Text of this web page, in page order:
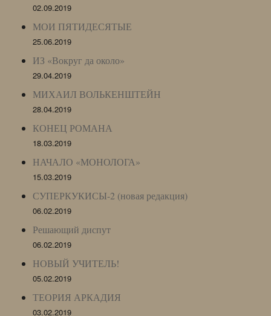
02.09.2019
МОИ ПЯТИДЕСЯТЫЕ
25.06.2019
ИЗ «Вокруг да около»
29.04.2019
МИХАИЛ ВОЛЬКЕНШТЕЙН
28.04.2019
КОНЕЦ РОМАНА
18.03.2019
НАЧАЛО «МОНОЛОГА»
15.03.2019
СУПЕРКУКИСЫ-2 (новая редакция)
06.02.2019
Решающий диспут
06.02.2019
НОВЫЙ УЧИТЕЛЬ!
05.02.2019
ТЕОРИЯ АРКАДИЯ
03.02.2019